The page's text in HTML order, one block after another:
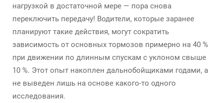
нагрузкой в достаточной мере — пора снова
переключить передачу! Водители, которые заранее
планируют такие действия, могут сократить
зависимость от основных тормозов примерно на 40 %
при движении по длинным спускам с уклоном свыше
10 %. Этот опыт накоплен дальнобойщиками годами, а
не выведен лишь на основе какого-то одного
исследования.